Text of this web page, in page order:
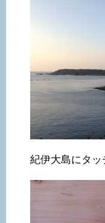
紀伊大島にタッ